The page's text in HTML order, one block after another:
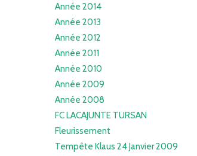
Année 2014
Année 2013
Année 2012
Année 2011
Année 2010
Année 2009
Année 2008
FC LACAJUNTE TURSAN
Fleurissement
Tempête Klaus 24 Janvier 2009